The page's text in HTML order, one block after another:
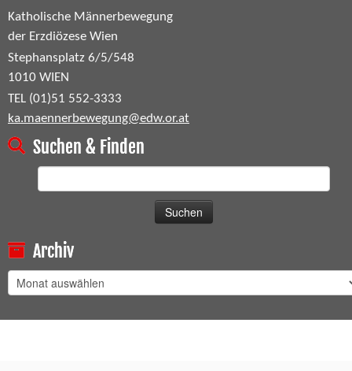
Katholische Männerbewegung
der Erzdiözese Wien
Stephansplatz 6/5/548
1010 WIEN
TEL (01)51 552-3333
ka.maennerbewegung@edw.or.at
Suchen & Finden
Archiv
Archiv